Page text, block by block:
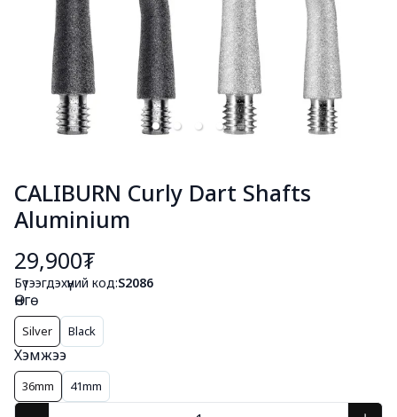
CALIBURN Curly Dart Shafts
Aluminium
29,900₮
Бүтээгдэхүүний код:S2086
Өнгө
Silver Black
Хэмжээ
36mm 41mm